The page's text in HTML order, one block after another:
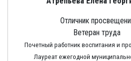
Отличник
Ветеран труда
Почетный работник воспитания и
Лауреат ежегодной